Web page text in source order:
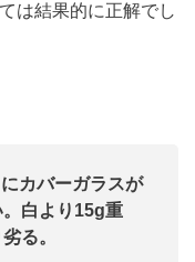
は結果的に正解でし
カバーガラスが
白より15g重
る。